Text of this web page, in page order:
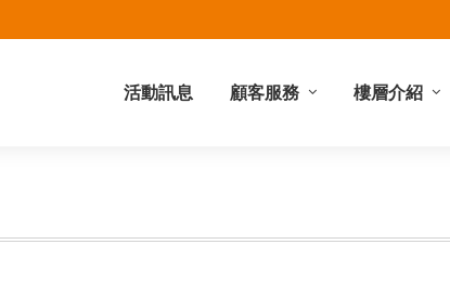
活動訊息 顧客服務 樓層介紹